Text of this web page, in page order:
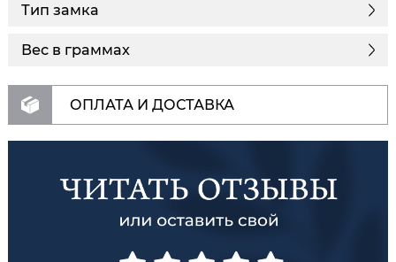
Тип замка
Вес в граммах
ОПЛАТА И ДОСТАВКА